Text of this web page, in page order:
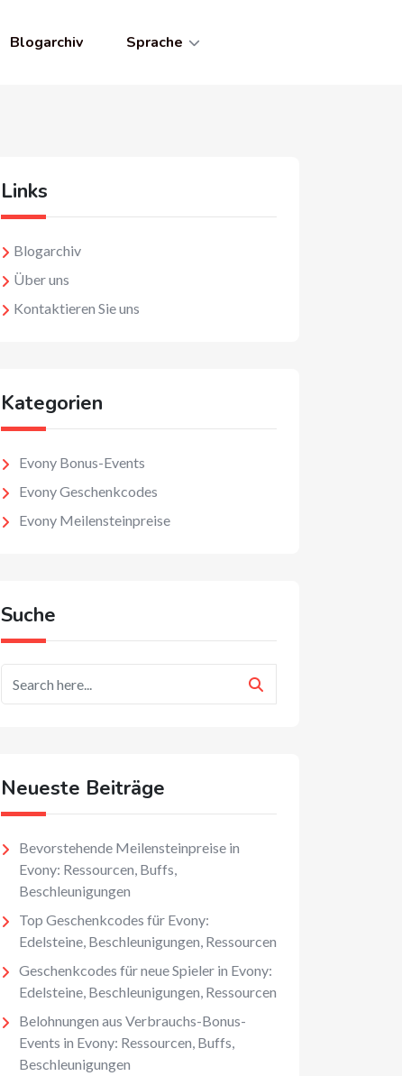
Blogarchiv Sprache
Links
Blogarchiv
Über uns
Kontaktieren Sie uns
Kategorien
Evony Bonus-Events
Evony Geschenkcodes
Evony Meilensteinpreise
Suche
Neueste Beiträge
Bevorstehende Meilensteinpreise in
Evony: Ressourcen, Buffs,
Beschleunigungen
Top Geschenkcodes für Evony:
Edelsteine, Beschleunigungen, Ressourcen
Geschenkcodes für neue Spieler in Evony:
Edelsteine, Beschleunigungen, Ressourcen
Belohnungen aus Verbrauchs-Bonus-
Events in Evony: Ressourcen, Buffs,
Beschleunigungen